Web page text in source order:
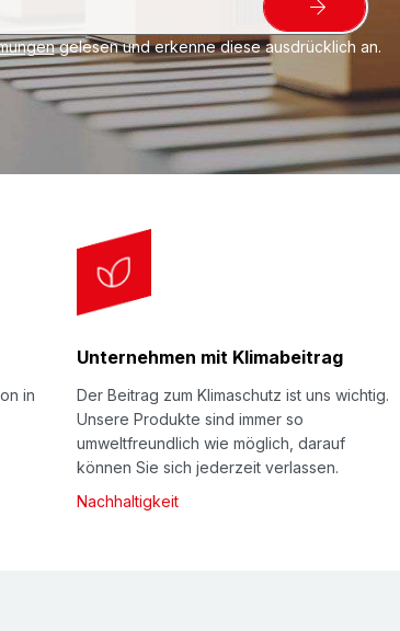
gelesen und erkenne diese ausdrücklich an.
in
Unternehmen mit Klimabeitrag
Der Beitrag zum Klimaschutz ist uns wichtig.
Unsere Produkte sind immer so
umweltfreundlich wie möglich, darauf
können Sie sich jederzeit verlassen.
Nachhaltigkeit